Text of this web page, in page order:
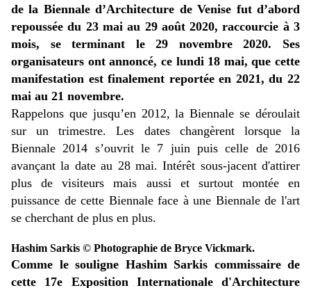
de la Biennale d’Architecture de Venise fut d’abord
repoussée du 23 mai au 29 août 2020, raccourcie à 3
mois, se terminant le 29 novembre 2020. Ses
organisateurs ont annoncé, ce lundi 18 mai, que cette
manifestation est finalement reportée en 2021, du 22
mai au 21 novembre.
Rappelons que jusqu’en 2012, la Biennale se déroulait
sur un trimestre. Les dates changèrent lorsque la
Biennale 2014 s’ouvrit le 7 juin puis celle de 2016
avançant la date au 28 mai. Intérêt sous-jacent d'attirer
plus de visiteurs mais aussi et surtout montée en
puissance de cette Biennale face à une Biennale de l'art
se cherchant de plus en plus.
Hashim Sarkis © Photographie de Bryce Vickmark.
Comme le souligne Hashim Sarkis commissaire de
cette 17e Exposition Internationale d'Architecture